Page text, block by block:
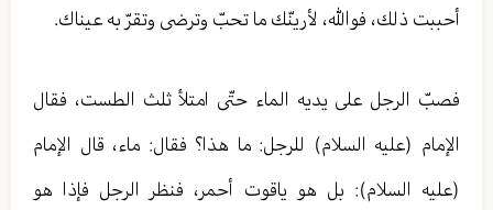
أحببت ذلك، فوالله، لأرينّك ما تحبّ وترضى وتقرّ به عيناك.
فصبّ الرجل على يديه الماء حتّى امتلأ ثلث الطست، فقال
الإمام (عليه السلام) للرجل: ما هذا؟ فقال: ماء، قال الإمام
(عليه السلام): بل‏ هو ياقوت أحمر، فنظر الرجل فإذا هو